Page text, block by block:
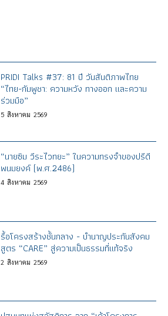
PRIDI Talks #37: 81 ปี วันสันติภาพไทย
“ไทย-กัมพูชา: ความหวัง ทางออก และความ
ร่วมมือ”
5 สิงหาคม 2569
“นายซิม วีระไวทยะ” ในความทรงจำของปรีดี
พนมยงค์ (พ.ศ.2486)
4 สิงหาคม 2569
รื้อโครงสร้างชั้นกลาง - บำนาญประกันสังคม
สูตร “CARE” สู่ความเป็นธรรมที่แท้จริง
2 สิงหาคม 2569